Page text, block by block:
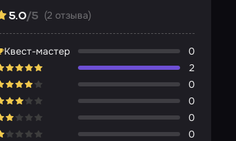
5.0/5 (2 отзыва)
Квест-мастер
0
2
0
0
0
0